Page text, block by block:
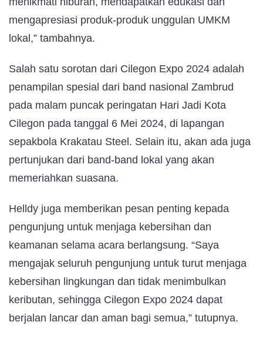
mengapresiasi produk-produk unggulan UMKM
lokal,” tambahnya.
Salah satu sorotan dari Cilegon Expo 2024 adalah
penampilan spesial dari band nasional Zambrud
pada malam puncak peringatan Hari Jadi Kota
Cilegon pada tanggal 6 Mei 2024, di lapangan
sepakbola Krakatau Steel. Selain itu, akan ada juga
pertunjukan dari band-band lokal yang akan
memeriahkan suasana.
Helldy juga memberikan pesan penting kepada
pengunjung untuk menjaga kebersihan dan
keamanan selama acara berlangsung. “Saya
mengajak seluruh pengunjung untuk turut menjaga
kebersihan lingkungan dan tidak menimbulkan
keributan, sehingga Cilegon Expo 2024 dapat
berjalan lancar dan aman bagi semua,” tutupnya.